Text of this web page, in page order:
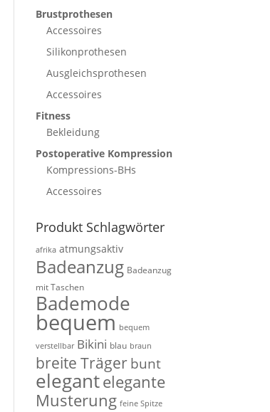
Brustprothesen
Accessoires
Silikonprothesen
Ausgleichsprothesen
Accessoires
Fitness
Bekleidung
Postoperative Kompression
Kompressions-BHs
Accessoires
Produkt Schlagwörter
afrika atmungsaktiv
Badeanzug Badeanzug
mit Taschen
Bademode
bequem bequem
verstellbar Bikini blau braun
breite Trägerbunt
elegantelegante
Musterung feine Spitze